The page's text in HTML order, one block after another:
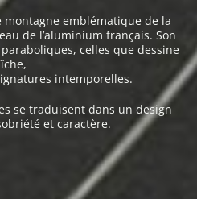
montagne emblématique de la
de l’aluminium français. Son
celles que dessine
intemporelles.
se traduisent dans un design
et caractère.